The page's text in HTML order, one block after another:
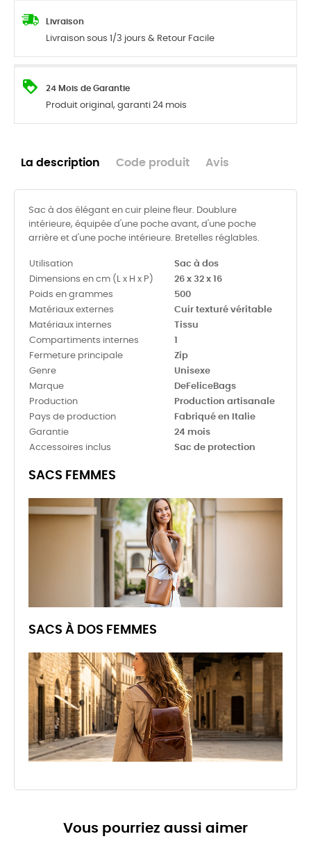
Livraison
Livraison sous 1/3 jours & Retour Facile
24 Mois de Garantie
Produit original, garanti 24 mois
La description Code produit Avis
Sac à dos élégant en cuir pleine fleur. Doublure
intérieure, équipée d'une poche avant, d'une poche
arrière et d'une poche intérieure. Bretelles réglables.
Utilisation
Sac à dos
Dimensions en cm (L x H x P)
26 x 32 x 16
Poids en grammes
500
Matériaux externes
Cuir texturé véritable
Matériaux internes
Tissu
Compartiments internes
1
Fermeture principale
Zip
Genre
Unisexe
Marque
DeFeliceBags
Production
Production artisanale
Pays de production
Fabriqué en Italie
Garantie
24 mois
Accessoires inclus
Sac de protection
SACS FEMMES
SACS À DOS FEMMES
Vous pourriez aussi aimer